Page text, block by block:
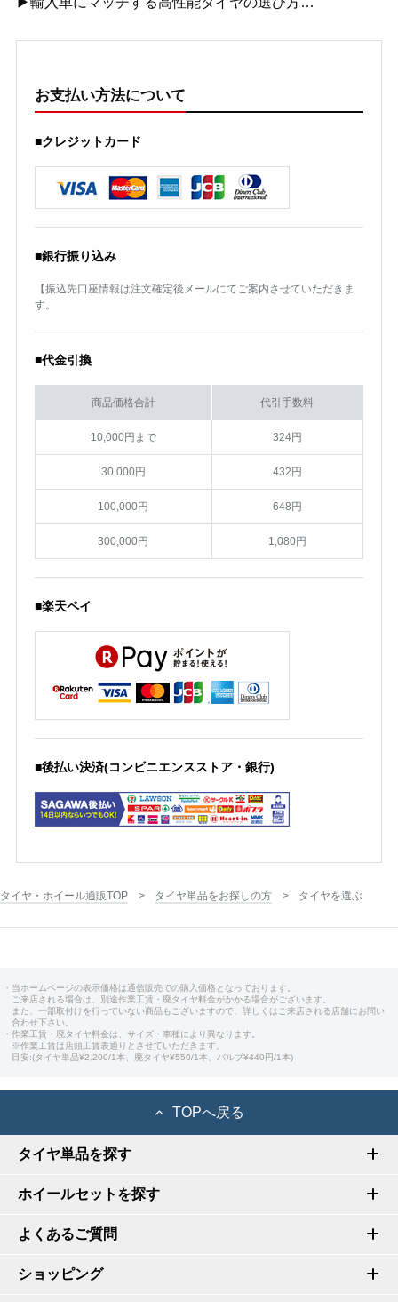
お支払い方法について
■クレジットカード
■銀行振り込み
【振込先口座情報は注文確定後メールにてご案内させていただきま
す。
■代金引換
商品価格合計 代引手数料
10,000円まで 324円
30,000円 432円
100,000円 648円
300,000円 1,080円
■楽天ペイ
■後払い決済(コンビニエンスストア・銀行)
タイヤ・ホイール通販TOP タイヤ単品をお探しの方 タイヤを選ぶ
・当ホームページの表示価格は通信販売での購入価格となっております。
ご来店される場合は、別途作業工賃・廃タイヤ料金がかかる場合がございます。
また、一部取付けを行っていない商品もございますので、詳しくはご来店される店舗にお問い
合わせ下さい。
・作業工賃・廃タイヤ料金は、サイズ・車種により異なります。
※作業工賃は店頭工賃表通りとさせていただきます。
目安:(タイヤ単品¥2,200/1本、廃タイヤ¥550/1本、バルブ¥440円/1本)
TOPへ戻る
タイヤ単品を探す
ホイールセットを探す
よくあるご質問
ショッピング